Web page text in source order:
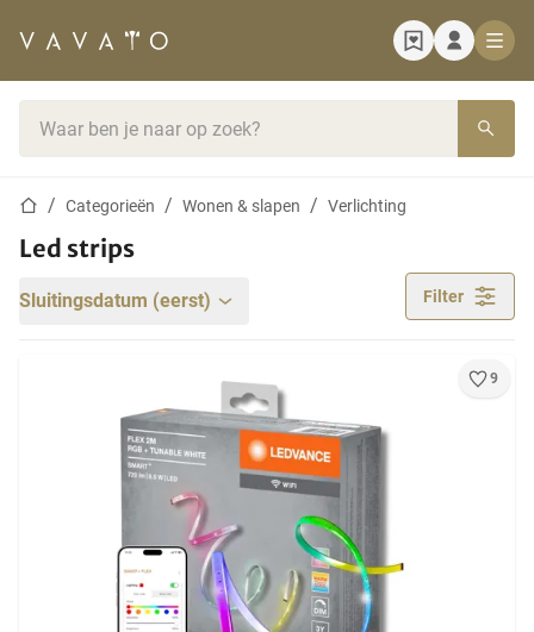
StartpaginaCategorieën Wonen & slapen Verlichting
Led strips
Sluitingsdatum (eerst) Filter
9